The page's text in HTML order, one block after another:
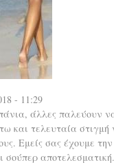
- 11:29
άλλες παλεύουν
και τελευταία στιγμή
Εμείς σας έχουμε
σούπερ αποτελεσματική.